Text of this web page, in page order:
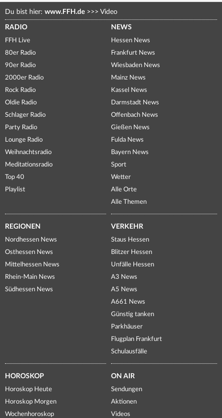
Du bist hier: www.FFH.de >>> Video
RADIO
FFH Live
80er Radio
90er Radio
2000er Radio
Rock Radio
Oldie Radio
Schlager Radio
Party Radio
Lounge Radio
Weihnachtsradio
Meditationsradio
Top 40
Playlist
NEWS
Hessen News
Frankfurt News
Wiesbaden News
Mainz News
Kassel News
Darmstadt News
Offenbach News
Gießen News
Fulda News
Bayern News
Sport
Wetter
Alle Orte
Alle Themen
REGIONEN
Nordhessen News
Osthessen News
Mittelhessen News
Rhein-Main News
Südhessen News
VERKEHR
Staus Hessen
Blitzer Hessen
Unfälle Hessen
A3 News
A5 News
A661 News
Günstig tanken
Parkhäuser
Flugplan Frankfurt
Schulausfälle
HOROSKOP
Horoskop Heute
Horoskop Morgen
Wochenhoroskop
ON AIR
Sendungen
Aktionen
Videos